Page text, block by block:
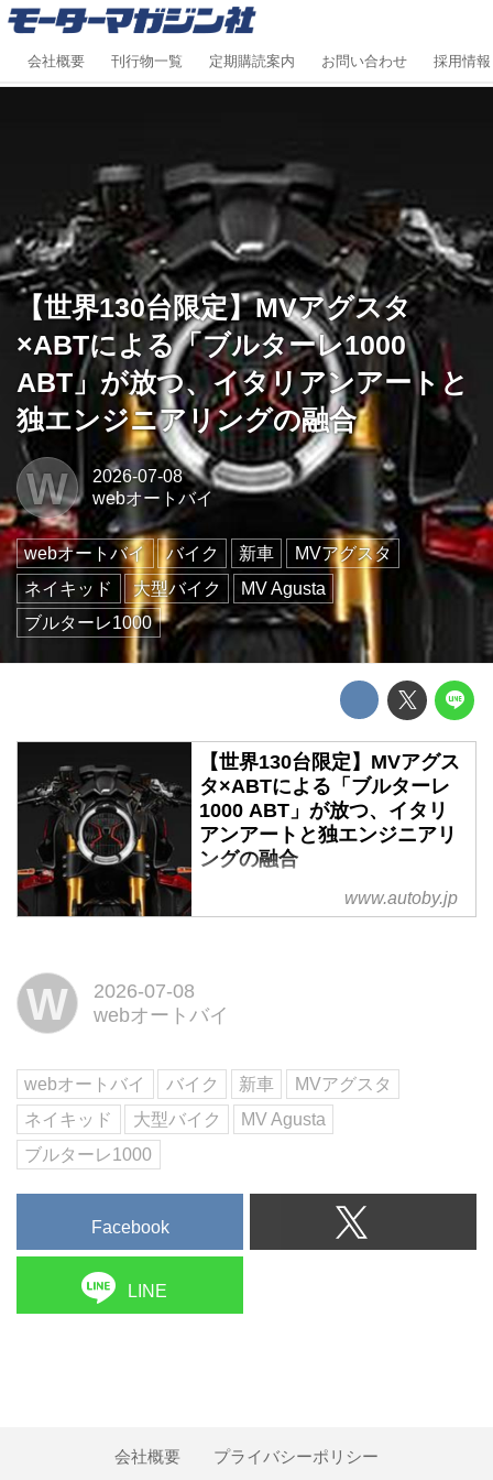
会社概要 刊行物一覧 定期購読案内 お問い合わせ 採用情報
【世界130台限定】MVアグスタ
×ABTによる「ブルターレ1000
ABT」が放つ、イタリアンアートと
独エンジニアリングの融合
W
2026-07-08
webオートバイ
webオートバイ バイク 新車
MVアグスタ
ネイキッド
大型バイク
MV Agusta
ブルターレ1000
【世界130台限定】MVアグス
タ×ABTによる「ブルターレ
1000 ABT」が放つ、イタリ
アンアートと独エンジニアリ
ングの融合
イタリアの至宝MVアグスタが、
ドイツの名門ABT(アプト)と電撃
デルだ。最高出力208HPの暴力的
入。イタリアの芸術性とドイツの
精密工学が火花を散...
www.autoby.jp
W
2026-07-08
webオートバイ
webオートバイ バイク 新車
MVアグスタ
ネイキッド
大型バイク
MV Agusta
ブルターレ1000
Facebook
LINE
会社概要 プライバシーポリシー